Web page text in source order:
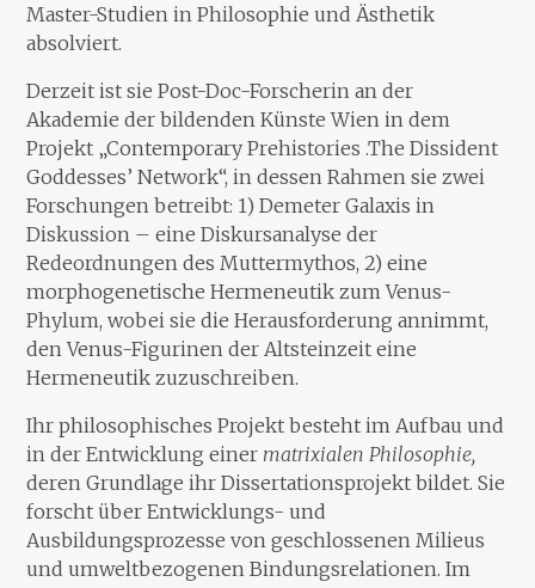
Master-Studien in Philosophie und Ästhetik
absolviert.
Derzeit ist sie Post-Doc-Forscherin an der
Akademie der bildenden Künste Wien in dem
Projekt „Contemporary Prehistories .The Dissident
Goddesses’ Network“, in dessen Rahmen sie zwei
Forschungen betreibt: 1) Demeter Galaxis in
Diskussion – eine Diskursanalyse der
Redeordnungen des Muttermythos, 2) eine
morphogenetische Hermeneutik zum Venus-
Phylum, wobei sie die Herausforderung annimmt,
den Venus-Figurinen der Altsteinzeit eine
Hermeneutik zuzuschreiben.
Ihr philosophisches Projekt besteht im Aufbau und
in der Entwicklung einer matrixialen Philosophie,
deren Grundlage ihr Dissertationsprojekt bildet. Sie
forscht über Entwicklungs- und
Ausbildungsprozesse von geschlossenen Milieus
und umweltbezogenen Bindungsrelationen. Im